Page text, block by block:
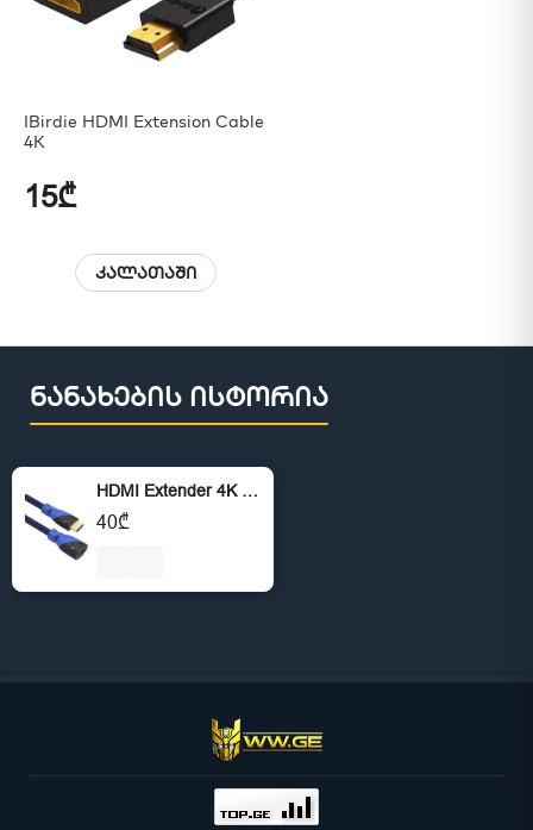
IBirdie HDMI Extension Cable
4K
15₾
კალათაში
ნანახების ისტორია
HDMI Extender 4K 5M
40₾